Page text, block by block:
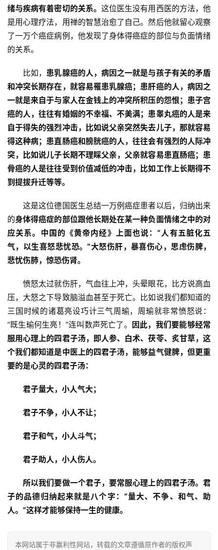
资
讯
僧
音
高
僧
访
谈
公
益
绪与疾病有着密切的关系。 这位医生没有用西医的方法，他
是用心理疗法，用禅的智慧治愈了自己。然后他就留心观察
了一万个癌症病例，他发现了身体得癌症的部位与负面情绪
的关系。
比如， 患乳腺癌的人，病因之一就是与孩子有关的矛盾
和冲突长期存在，就容易罹患乳腺癌；患肝癌的人，病因之
一就是来自于与家人在金钱上的冲突所积压的怨恨；患子宫
癌的人，往往有婚姻的不幸福、不美满；患睾丸癌的人是来
自于得失的强烈冲击，比如说父亲突然失去儿子，那就容易
得这种病；患直肠癌和膀胱癌的人，往往会有强烈的人际冲
突，比如说儿子长期不理睬父亲，父亲就容易患直肠癌；患
骨癌的人是往往受到价值减低的冲击，比如工作上长期得不
到提拔升迁等等。
这是这位德国医生总结一万例癌症患者以后，归纳出来
的身体得癌症的部位跟他长期处在某一种负面情绪之中的对
应关系。中国的《黄帝内经》上面也说：“人有五脏化五
气，以生喜怒悲忧恐。”大怒伤肝，暴喜伤心，思虑伤脾，
悲忧伤肺，惊恐伤肾。
愤怒太过就伤肝，气血往上冲，头晕眼花，比方说高血
压，大怒之下导致脑溢血甚至于死亡。比如说我们都知道的
三国时候的诸葛亮设巧计三气周瑜，周瑜就非常愤怒说：
“既生瑜何生亮！”连叫数声死亡了。
因此，我们要能够经常
服用心理上的四君子汤，即人参、白术、茯苓、炙甘草，这
个我们都知道是中医上的四君子汤，能够益气健脾，但更重
要的是心灵的四君子汤：
君子量大，小人气大；
君子不争，小人不让；
君子和气，小人斗气；
君子助人，小人伤人。
所以我们要做一个君子，要常服心理上的四君子汤。君
子的品德归纳起来就是八个字：“量大、不争、和气、助
人。”这样才能够保持一生的健康。
本网站属于非赢利性网站，转载的文章遵循原作者的版权声